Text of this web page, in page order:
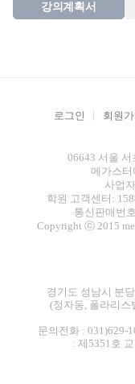
강의계획서
로그인 회원
06643 서울
메가스
사업
학원 고객센터:
통신판매번
Copyright ⓒ 2015
경기도 성남시 분
(정자동, 폴라리스
문의전화 : 031)629-
: 제5351호